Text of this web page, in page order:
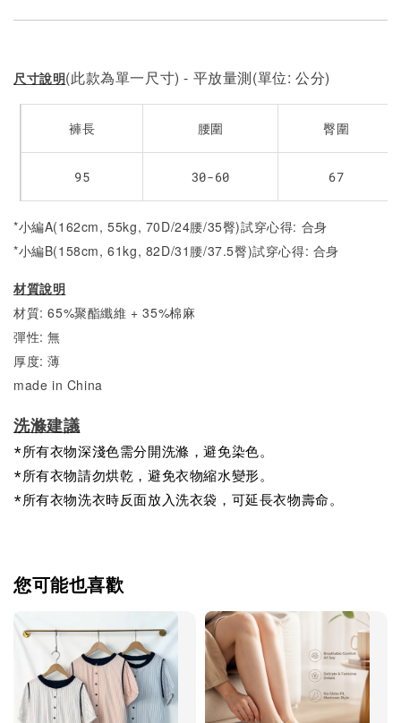
尺寸說明(此款為單一尺寸) - 平放量測(單位: 公分)
褲長 腰圍 臀圍
95 30-60 67
*小編A(162cm, 55kg, 70D/24腰/35臀)試穿心得: 合身
*小編B(158cm, 61kg, 82D/31腰/37.5臀)試穿心得: 合身
材質說明
材質: 65%聚酯纖維 + 35%棉麻
彈性: 無
厚度: 薄
made in China
洗滌建議
*所有衣物深淺色需分開洗滌，避免染色。
*所有衣物請勿烘乾，避免衣物縮水變形。
*所有衣物洗衣時反面放入洗衣袋，可延長衣物壽命。
您可能也喜歡